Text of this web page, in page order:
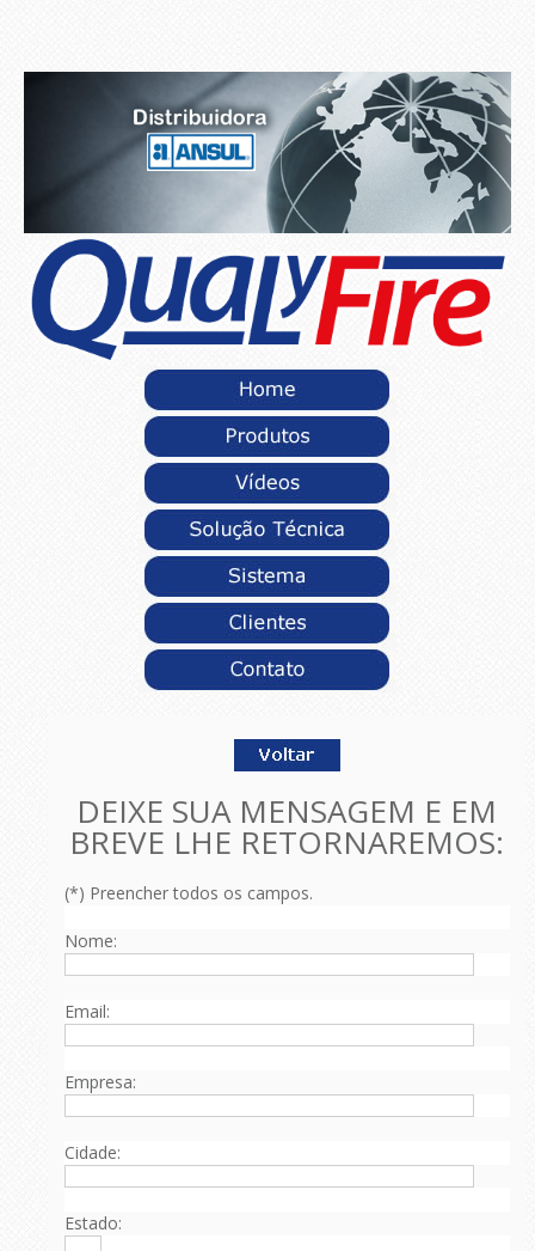
DEIXE SUA MENSAGEM E EM
BREVE LHE RETORNAREMOS:
(*) Preencher todos os campos.
Nome:
Email:
Empresa:
Cidade:
Estado: